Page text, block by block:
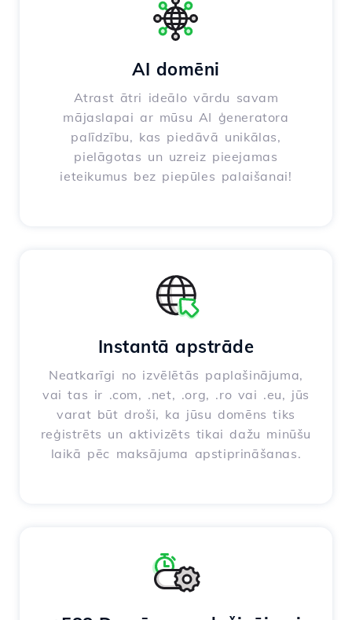
AI domēni
Atrast ātri ideālo vārdu savam
mājaslapai ar mūsu AI ģeneratora
palīdzību, kas piedāvā unikālas,
pielāgotas un uzreiz pieejamas
ieteikumus bez piepūles palaišanai!
Instantā apstrāde
Neatkarīgi no izvēlētās paplašinājuma,
vai tas ir .com, .net, .org, .ro vai .eu, jūs
varat būt droši, ka jūsu domēns tiks
reģistrēts un aktivizēts tikai dažu minūšu
laikā pēc maksājuma apstiprināšanas.